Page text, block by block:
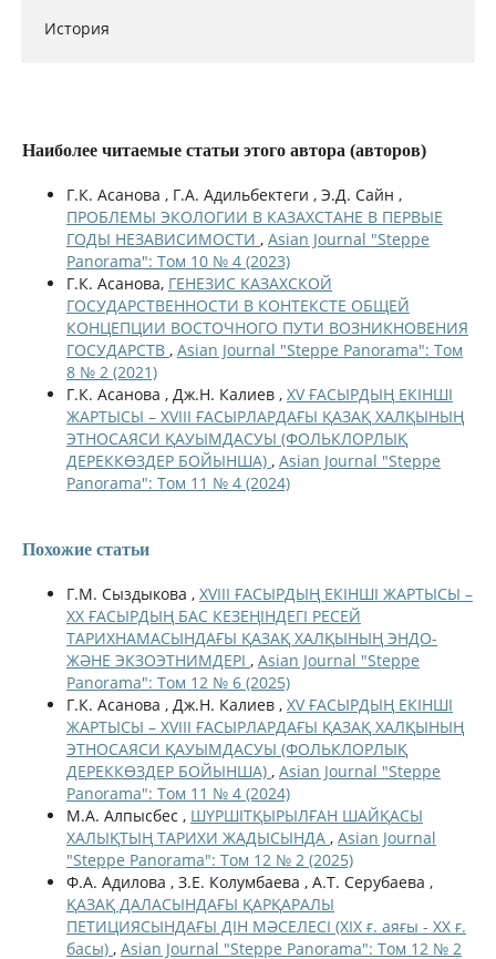
История
Наиболее читаемые статьи этого автора (авторов)
Г.К. Асанова , Г.А. Адильбектеги , Э.Д. Сайн ,
ПРОБЛЕМЫ ЭКОЛОГИИ В КАЗАХСТАНЕ В ПЕРВЫЕ
ГОДЫ НЕЗАВИСИМОСТИ , Asian Journal "Steppe
Panorama": Том 10 № 4 (2023)
Г.К. Асанова, ГЕНЕЗИС КАЗАХСКОЙ
ГОСУДАРСТВЕННОСТИ В КОНТЕКСТЕ ОБЩЕЙ
КОНЦЕПЦИИ ВОСТОЧНОГО ПУТИ ВОЗНИКНОВЕНИЯ
ГОСУДАРСТВ , Asian Journal "Steppe Panorama": Том
8 № 2 (2021)
Г.К. Асанова , Дж.Н. Калиев , XV ҒАСЫРДЫҢ ЕКІНШІ
ЖАРТЫСЫ – XVIII ҒАСЫРЛАРДАҒЫ ҚАЗАҚ ХАЛҚЫНЫҢ
ЭТНОСАЯСИ ҚАУЫМДАСУЫ (ФОЛЬКЛОРЛЫҚ
ДЕРЕККӨЗДЕР БОЙЫНША) , Asian Journal "Steppe
Panorama": Том 11 № 4 (2024)
Похожие статьи
Г.М. Сыздыкова , XVIII ҒАСЫРДЫҢ ЕКІНШІ ЖАРТЫСЫ –
XX ҒАСЫРДЫҢ БАС КЕЗЕҢІНДЕГІ РЕСЕЙ
ТАРИХНАМАСЫНДАҒЫ ҚАЗАҚ ХАЛҚЫНЫҢ ЭНДО-
ЖӘНЕ ЭКЗОЭТНИМДЕРІ , Asian Journal "Steppe
Panorama": Том 12 № 6 (2025)
Г.К. Асанова , Дж.Н. Калиев , XV ҒАСЫРДЫҢ ЕКІНШІ
ЖАРТЫСЫ – XVIII ҒАСЫРЛАРДАҒЫ ҚАЗАҚ ХАЛҚЫНЫҢ
ЭТНОСАЯСИ ҚАУЫМДАСУЫ (ФОЛЬКЛОРЛЫҚ
ДЕРЕККӨЗДЕР БОЙЫНША) , Asian Journal "Steppe
Panorama": Том 11 № 4 (2024)
М.А. Алпысбес , ШҮРШІТҚЫРЫЛҒАН ШАЙҚАСЫ
ХАЛЫҚТЫҢ ТАРИХИ ЖАДЫСЫНДА , Asian Journal
"Steppe Panorama": Том 12 № 2 (2025)
Ф.А. Адилова , З.Е. Колумбаева , А.Т. Серубаева ,
ҚАЗАҚ ДАЛАСЫНДАҒЫ ҚАРҚАРАЛЫ
ПЕТИЦИЯСЫНДАҒЫ ДІН МӘСЕЛЕСІ (ХІХ ғ. аяғы - ХХ ғ.
басы) , Asian Journal "Steppe Panorama": Том 12 № 2